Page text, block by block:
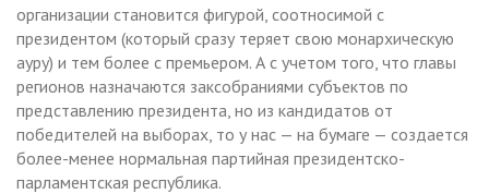
организации становится фигурой, соотносимой с
президентом (который сразу теряет свою монархическую
ауру) и тем более с премьером. А с учетом того, что главы
регионов назначаются заксобраниями субъектов по
представлению президента, но из кандидатов от
победителей на выборах, то у нас — на бумаге — создается
более-менее нормальная партийная президентско-
парламентская республика.